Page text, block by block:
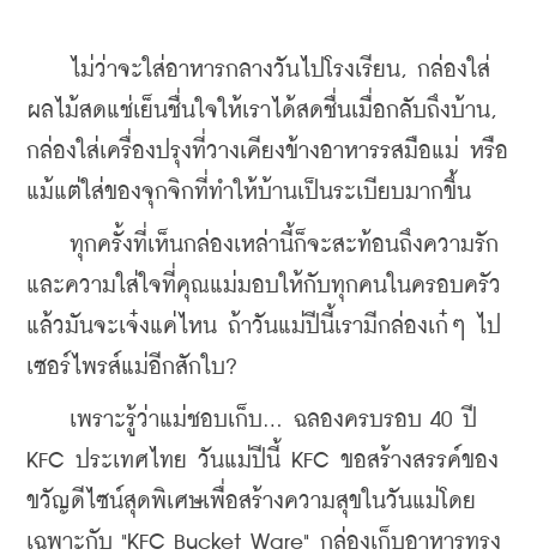
ไม่ว่าจะใส่อาหารกลางวันไปโรงเรียน, กล่องใส่
ผลไม้สดแช่เย็นชื่นใจให้เราได้สดชื่นเมื่อกลับถึงบ้าน,
กล่องใส่เครื่องปรุงที่วางเคียงข้างอาหารรสมือแม่ หรือ
แม้แต่ใส่ของจุกจิกที่ทำให้บ้านเป็นระเบียบมากขึ้น
ทุกครั้งที่เห็นกล่องเหล่านี้ก็จะสะท้อนถึงความรัก
และความใส่ใจที่คุณแม่มอบให้กับทุกคนในครอบครัว
แล้วมันจะเจ๋งแค่ไหน ถ้าวันแม่ปีนี้เรามีกล่องเก๋ๆ ไป
เซอร์ไพรส์แม่อีกสักใบ?
เพราะรู้ว่าแม่ชอบเก็บ... ฉลองครบรอบ 40 ปี
KFC ประเทศไทย วันแม่ปีนี้ KFC ขอสร้างสรรค์ของ
ขวัญดีไซน์สุดพิเศษเพื่อสร้างความสุขในวันแม่โดย
เฉพาะกับ "KFC Bucket Ware" กล่องเก็บอาหารทรง